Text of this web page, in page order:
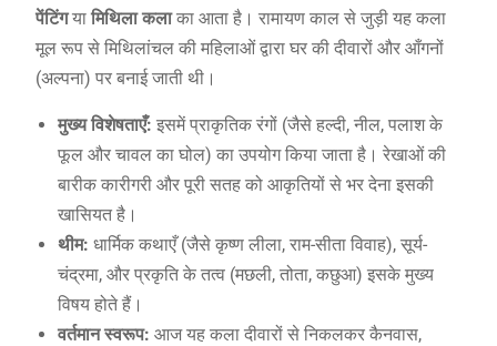
पेंटिंगयामिथिला कलाका आता है। रामायण काल से जुड़ी यह कला
मूल रूप से मिथिलांचल की महिलाओं द्वारा घर की दीवारों और आँगनों
(अल्पना) पर बनाई जाती थी।
मुख्य विशेषताएँ: इसमें प्राकृतिक रंगों (जैसे हल्दी, नील, पलाश के
फूल और चावल का घोल) का उपयोग किया जाता है। रेखाओं की
बारीक कारीगरी और पूरी सतह को आकृतियों से भर देना इसकी
खासियत है।
थीम: धार्मिक कथाएँ (जैसे कृष्ण लीला, राम-सीता विवाह), सूर्य-
चंद्रमा, और प्रकृति के तत्व (मछली, तोता, कछुआ) इसके मुख्य
विषय होते हैं।
वर्तमान स्वरूप: आज यह कला दीवारों से निकलकर कैनवास,